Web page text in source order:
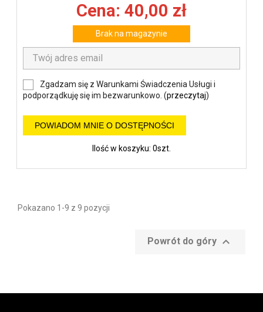
Cena: 40,00 zł
Brak na magazynie
Zgadzam się z Warunkami Świadczenia Usługi i
podporządkuję się im bezwarunkowo. (przeczytaj)
POWIADOM MNIE O DOSTĘPNOŚCI
Ilość w koszyku: 0szt.
Pokazano 1-9 z 9 pozycji
Powrót do góry 